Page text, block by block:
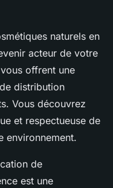
naturels en
acteur de votre
offrent une
distribution
Vous découvrez
et respectueuse de
environnement.
de
est une